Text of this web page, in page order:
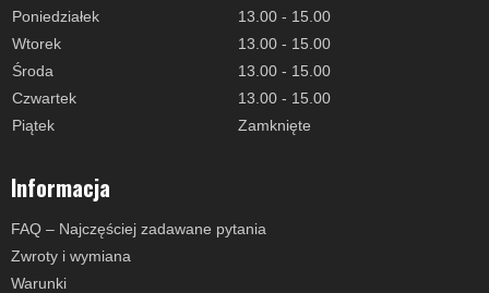
Poniedziałek
13.00 - 15.00
Wtorek
13.00 - 15.00
Środa
13.00 - 15.00
Czwartek
13.00 - 15.00
Piątek
Zamknięte
Informacja
FAQ – Najczęściej zadawane pytania
Zwroty i wymiana
Warunki